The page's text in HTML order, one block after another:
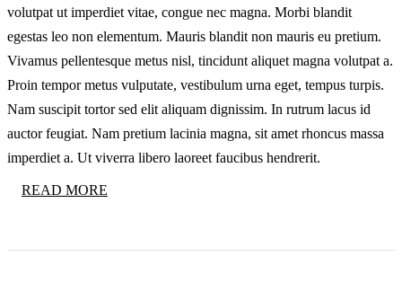
volutpat ut imperdiet vitae, congue nec magna. Morbi blandit
egestas leo non elementum. Mauris blandit non mauris eu pretium.
Vivamus pellentesque metus nisl, tincidunt aliquet magna volutpat a.
Proin tempor metus vulputate, vestibulum urna eget, tempus turpis.
Nam suscipit tortor sed elit aliquam dignissim. In rutrum lacus id
auctor feugiat. Nam pretium lacinia magna, sit amet rhoncus massa
imperdiet a. Ut viverra libero laoreet faucibus hendrerit.
READ MORE